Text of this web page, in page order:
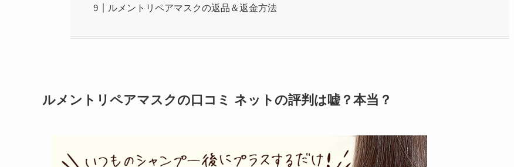
ルメントリペアマスクの返品＆返金方法
ルメントリペアマスクの口コミ ネットの評判は嘘？本当？